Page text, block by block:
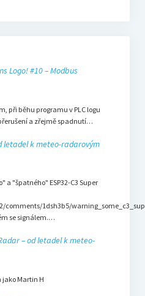
Logo! #10 – Modbus
při běhu programu v PLC logu
a zřejmě spadnutí…
letadel k meteo-radarovým
a "špatného" ESP32-C3 Super
comments/1dsh3b5/
se signálem.…
– od letadel k meteo-
Martin H